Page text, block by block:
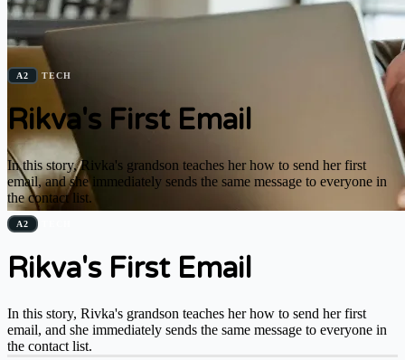
A2 TECH
Rikva's First Email
In this story, Rivka's grandson teaches her how to send her first
email, and she immediately sends the same message to everyone in
the contact list.
A2
Rikva's First Email
In this story, Rivka's grandson teaches her how to send her first
email, and she immediately sends the same message to everyone in
the contact list.